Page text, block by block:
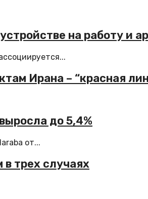
на работу и
Ирана – “красная
до 5,4%
от...
трех случаях